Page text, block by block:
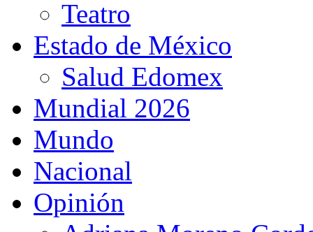
Teatro
Estado de México
Salud Edomex
Mundial 2026
Mundo
Nacional
Opinión